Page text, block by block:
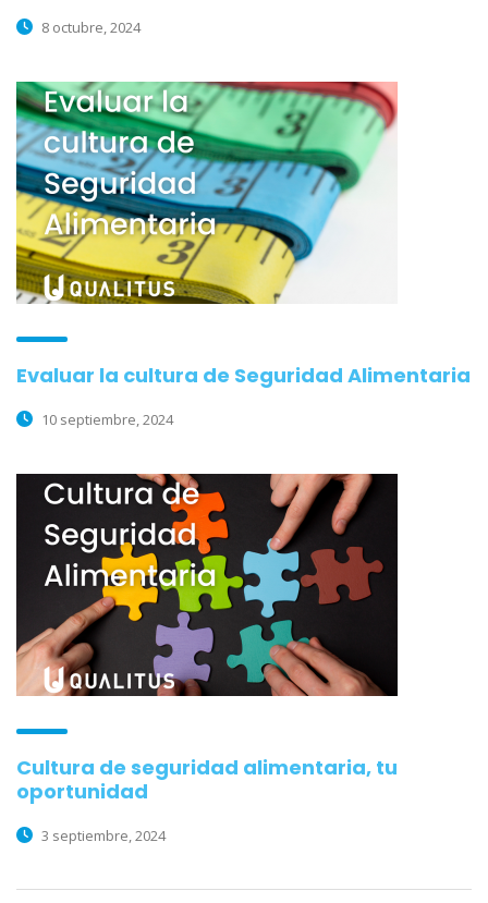
8 octubre, 2024
Evaluar la cultura de Seguridad Alimentaria
10 septiembre, 2024
Cultura de seguridad alimentaria, tu
oportunidad
3 septiembre, 2024